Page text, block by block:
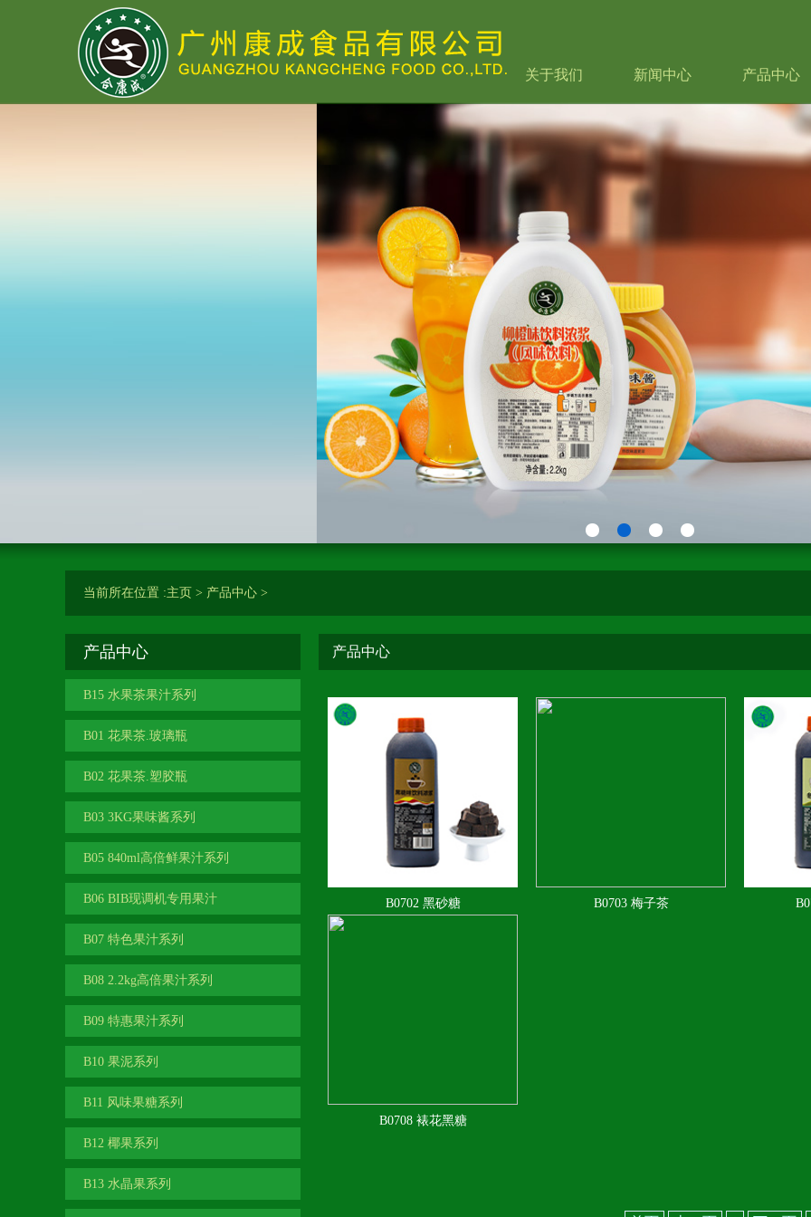
关于我们 新闻中心 产品中心
当前所在位置 :主页 > 产品中心 >
产品中心
B15 水果茶果汁系列
B01 花果茶.玻璃瓶
B02 花果茶.塑胶瓶
B03 3KG果味酱系列
B05 840ml高倍鲜果汁系列
B06 BIB现调机专用果汁
B07 特色果汁系列
B08 2.2kg高倍果汁系列
B09 特惠果汁系列
B10 果泥系列
B11 风味果糖系列
B12 椰果系列
B13 水晶果系列
产品中心
B0702 黑砂糖 B0703 梅子茶
B0708 裱花黑糖